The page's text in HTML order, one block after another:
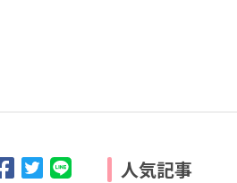
人気記事